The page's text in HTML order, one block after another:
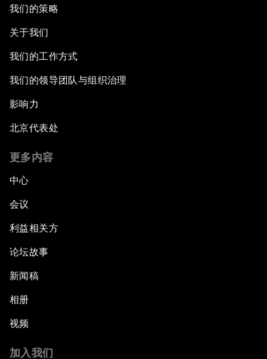
我们的策略
关于我们
我们的工作方式
我们的领导团队与组织治理
影响力
北京代表处
更多内容
中心
会议
利益相关方
论坛故事
新闻稿
相册
视频
加入我们